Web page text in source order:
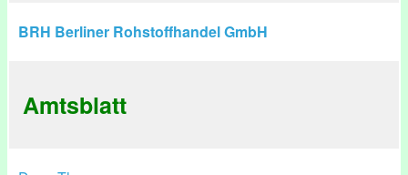
BRH Berliner Rohstoffhandel GmbH
Amtsblatt